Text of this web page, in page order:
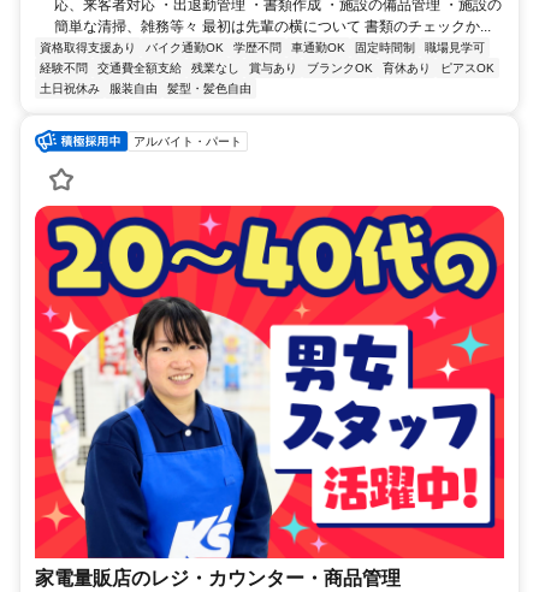
応、来客者対応 ・出退勤管理 ・書類作成 ・施設の備品管理 ・施設の
簡単な清掃、雑務等々 最初は先輩の横について 書類のチェックか...
資格取得支援あり バイク通勤OK 学歴不問 車通勤OK 固定時間制
職場見学可
経験不問
交通費全額支給 残業なし 賞与あり ブランクOK 育休あり
ピアスOK
土日祝休み
服装自由 髪型・髪色自由
アルバイト・パート
家電量販店のレジ・カウンター・商品管理